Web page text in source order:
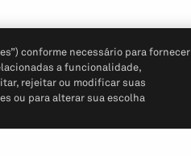
conforme necessário para fornecer
a funcionalidade,
rejeitar ou modificar suas
ou para alterar sua escolha